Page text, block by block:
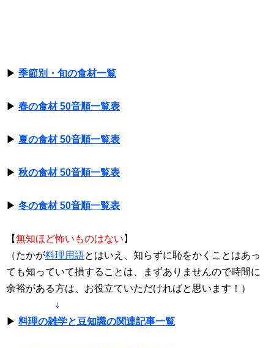
▶ 季節別・旬の食材一覧
▶ 春の食材 50音順一覧表
▶ 夏の食材 50音順一覧表
▶ 秋の食材 50音順一覧表
▶ 冬の食材 50音順一覧表
【無知ほど怖いものはない 】
（たかが料理用語とはいえ、知らずに恥をかくことはあっ
ても知っていて損することは、まずありませんので時間に
余裕がある方は、お役立ていただければと思います！）
↓
▶ 料理の雑学と豆知識の関連記事一覧